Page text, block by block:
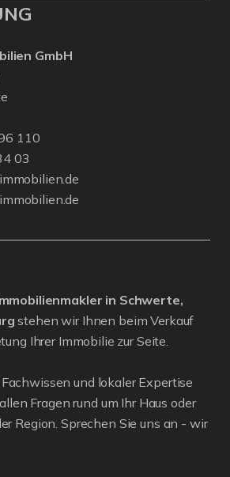
GmbH
110
03
in Schwerte,
stehen wir Ihnen beim Verkauf
Ihrer Immobilie zur Seite.
und lokaler Expertise
Fragen rund um Ihr Haus oder
Region. Sprechen Sie uns an - wir